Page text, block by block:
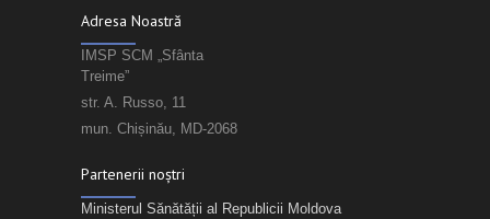
Adresa Noastră
IMSP SCM „Sfânta
Treime”
str. A. Russo, 11
mun. Chișinău, MD-2068
Partenerii noștri
Ministerul Sănătății al Republicii Moldova